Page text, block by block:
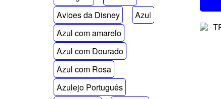
Avioes da Disney
Azul
Azul com amarelo
Azul com Dourado
Azul com Rosa
Azulejo Português